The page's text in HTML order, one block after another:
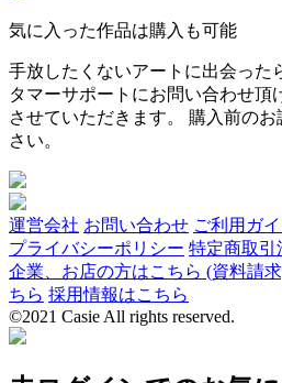
気に入った作品は購入も可能
手放したくないアートに出会った
タマーサポートにお問い合わせ頂
させていただきます。 購入前の
さい。
運営会社 お問い合わせ ご利用ガ
プライバシーポリシー 特定商取引
企業、お店の方はこちら (資料請
ちら 採用情報はこちら
©2021 Casie All rights reserved.